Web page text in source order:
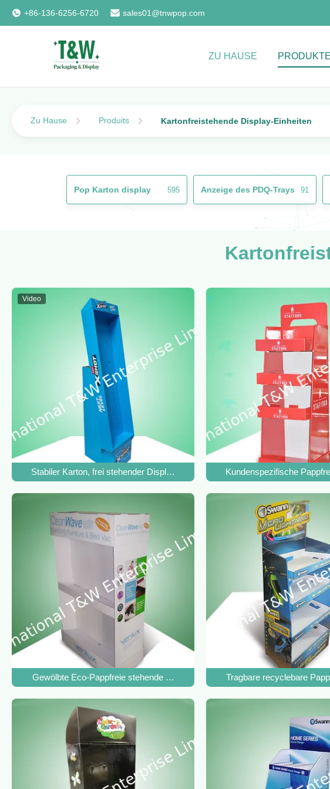
+86-136-6256-6720 sales01@tnwpop.com
ZU HAUSE PRODUKTE
Zu Hause Produits Kartonfreistehende Display-Einheiten
Pop Karton display 595 Anzeige des PDQ-Trays 91
Video
Stabiler Karton, frei stehender Display-Einheiten, einfach zu montieren
Kundenspezifische
Gewölbte Eco-Pappfreie stehende Display-Units, Pappwerbungs-Stand
Tragbare recyclebare